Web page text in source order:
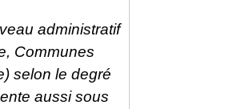
administratif
Communes
selon le degré
aussi sous